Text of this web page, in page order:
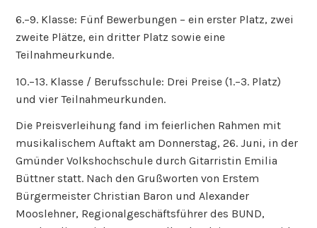
6.–9. Klasse: Fünf Bewerbungen – ein erster Platz, zwei
zweite Plätze, ein dritter Platz sowie eine
Teilnahmeurkunde.
10.–13. Klasse / Berufsschule: Drei Preise (1.–3. Platz)
und vier Teilnahmeurkunden.
Die Preisverleihung fand im feierlichen Rahmen mit
musikalischem Auftakt am Donnerstag, 26. Juni, in der
Gmünder Volkshochschule durch Gitarristin Emilia
Büttner statt. Nach den Grußworten von Erstem
Bürgermeister Christian Baron und Alexander
Mooslehner, Regionalgeschäftsführer des BUND,